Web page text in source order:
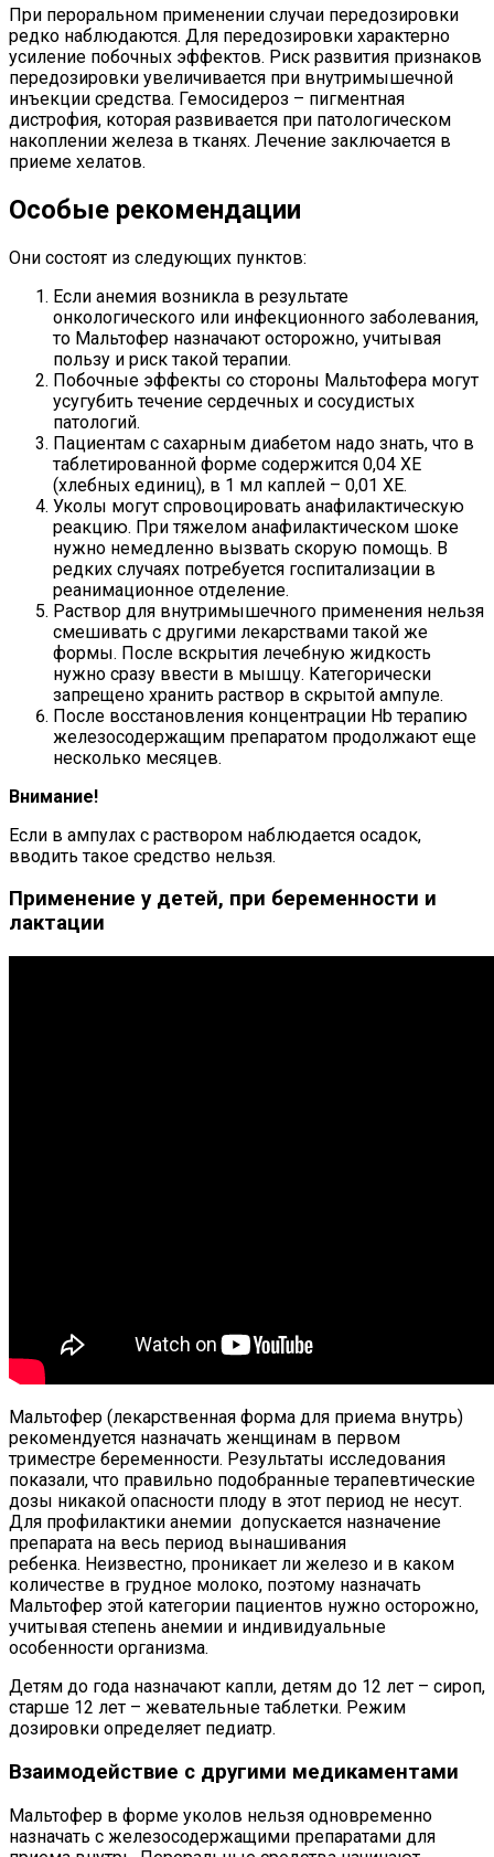
При пероральном применении случаи передозировки
редко наблюдаются. Для передозировки характерно
усиление побочных эффектов. Риск развития признаков
передозировки увеличивается при внутримышечной
инъекции средства. Гемосидероз – пигментная
дистрофия, которая развивается при патологическом
накоплении железа в тканях. Лечение заключается в
приеме хелатов.
Особые рекомендации
Они состоят из следующих пунктов:
Если анемия возникла в результате
онкологического или инфекционного заболевания,
то Мальтофер назначают осторожно, учитывая
пользу и риск такой терапии.
Побочные эффекты со стороны Мальтофера могут
усугубить течение сердечных и сосудистых
патологий.
Пациентам с сахарным диабетом надо знать, что в
таблетированной форме содержится 0,04 ХЕ
(хлебных единиц), в 1 мл каплей – 0,01 ХЕ.
Уколы могут спровоцировать анафилактическую
реакцию. При тяжелом анафилактическом шоке
нужно немедленно вызвать скорую помощь. В
редких случаях потребуется госпитализации в
реанимационное отделение.
Раствор для внутримышечного применения нельзя
смешивать с другими лекарствами такой же
формы. После вскрытия лечебную жидкость
нужно сразу ввести в мышцу. Категорически
запрещено хранить раствор в скрытой ампуле.
После восстановления концентрации Hb терапию
железосодержащим препаратом продолжают еще
несколько месяцев.
Внимание!
Если в ампулах с раствором наблюдается осадок,
вводить такое средство нельзя.
Применение у детей, при беременности и
лактации
Мальтофер (лекарственная форма для приема внутрь)
рекомендуется назначать женщинам в первом
триместре беременности. Результаты исследования
показали, что правильно подобранные терапевтические
дозы никакой опасности плоду в этот период не несут.
Для профилактики анемии допускается назначение
препарата на весь период вынашивания
ребенка. Неизвестно, проникает ли железо и в каком
количестве в грудное молоко, поэтому назначать
Мальтофер этой категории пациентов нужно осторожно,
учитывая степень анемии и индивидуальные
особенности организма.
Детям до года назначают капли, детям до 12 лет – сироп,
старше 12 лет – жевательные таблетки. Режим
дозировки определяет педиатр.
Взаимодействие с другими медикаментами
Мальтофер в форме уколов нельзя одновременно
назначать с железосодержащими препаратами для